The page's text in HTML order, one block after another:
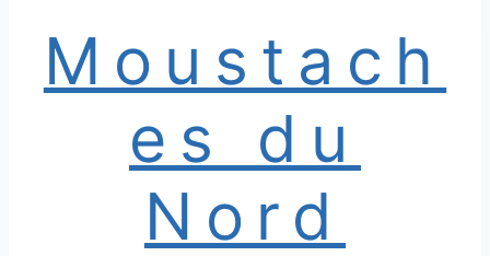
Moustach
es du
Nord